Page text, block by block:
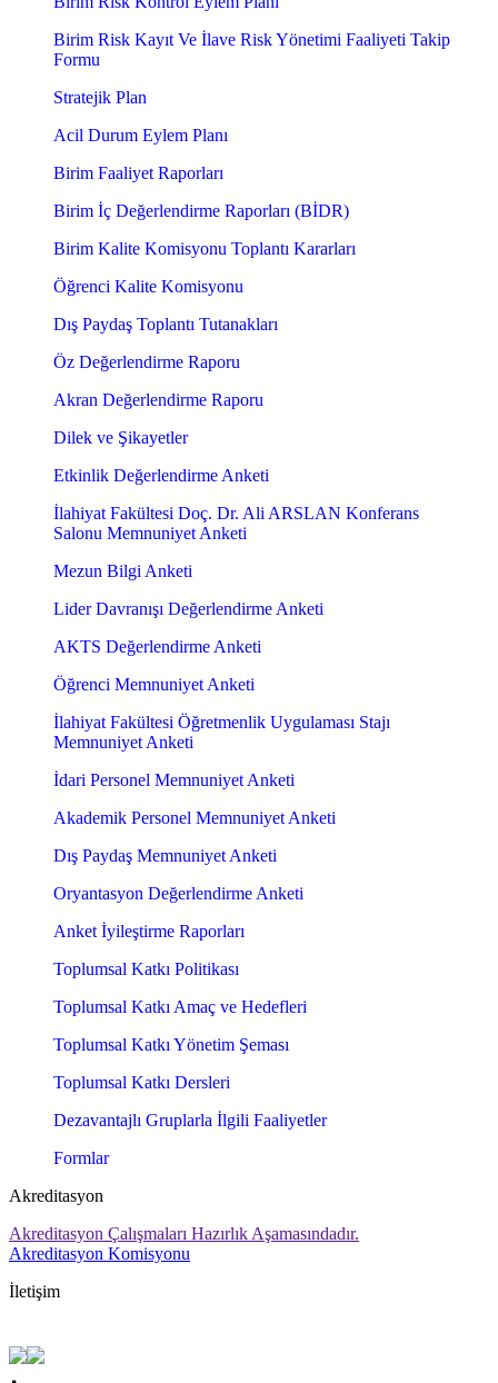
Birim Risk Kayıt Ve İlave Risk Yönetimi Faaliyeti Takip
Formu
Stratejik Plan
Acil Durum Eylem Planı
Birim Faaliyet Raporları
Birim İç Değerlendirme Raporları (BİDR)
Birim Kalite Komisyonu Toplantı Kararları
Öğrenci Kalite Komisyonu
Dış Paydaş Toplantı Tutanakları
Öz Değerlendirme Raporu
Akran Değerlendirme Raporu
Dilek ve Şikayetler
Etkinlik Değerlendirme Anketi
İlahiyat Fakültesi Doç. Dr. Ali ARSLAN Konferans
Salonu Memnuniyet Anketi
Mezun Bilgi Anketi
Lider Davranışı Değerlendirme Anketi
AKTS Değerlendirme Anketi
Öğrenci Memnuniyet Anketi
İlahiyat Fakültesi Öğretmenlik Uygulaması Stajı
Memnuniyet Anketi
İdari Personel Memnuniyet Anketi
Akademik Personel Memnuniyet Anketi
Dış Paydaş Memnuniyet Anketi
Oryantasyon Değerlendirme Anketi
Anket İyileştirme Raporları
Toplumsal Katkı Politikası
Toplumsal Katkı Amaç ve Hedefleri
Toplumsal Katkı Yönetim Şeması
Toplumsal Katkı Dersleri
Dezavantajlı Gruplarla İlgili Faaliyetler
Formlar
Akreditasyon
Akreditasyon Çalışmaları Hazırlık Aşamasındadır.
Akreditasyon Komisyonu
İletişim